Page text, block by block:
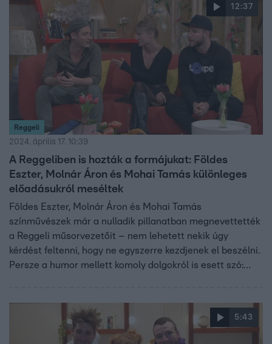
12:37
Reggeli
2024. április 17. 10:39
A Reggeliben is hozták a formájukat: Földes
Eszter, Molnár Áron és Mohai Tamás különleges
előadásukról meséltek
Földes Eszter, Molnár Áron és Mohai Tamás
színművészek már a nulladik pillanatban megnevettették
a Reggeli műsorvezetőit – nem lehetett nekik úgy
kérdést feltenni, hogy ne egyszerre kezdjenek el beszélni.
Persze a humor mellett komoly dolgokról is esett szó:
különleges a darab. Molnár Áron négy hónapig gyúrt a
szaltóra, Mohai Tamás alkarra edzett – milyen a cirkusz
és a próza együtt? Kiderül a videóból.
5:43